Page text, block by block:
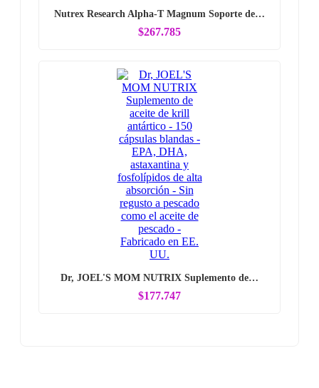
Nutrex Research Alpha-T Magnum Soporte de…
$267.785
Dr, JOEL'S MOM NUTRIX Suplemento de…
$177.747